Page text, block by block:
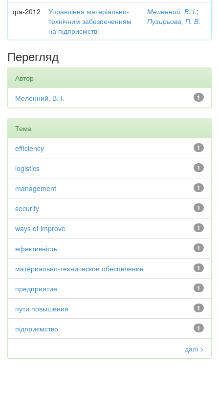
тра-2012
Управління матеріально-
технічним забезпеченням
на підприємстві
Меленний, В. І.;
Пузирьова, П. В.
Перегляд
Автор
1
Меленний, В. І.
Тема
1
efficiency
1
logistics
1
management
1
security
1
ways of improve
1
ефективність
1
материально-техническое обеспечение
1
предприятие
1
пути повышения
1
підприємство
далі >